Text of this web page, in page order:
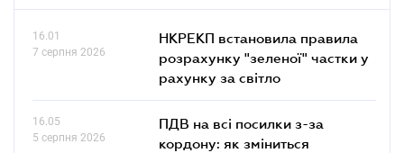
16.01
7 серпня 2026
НКРЕКП встановила правила
розрахунку "зеленої" частки у
рахунку за світло
16.05
5 серпня 2026
ПДВ на всі посилки з-за
кордону: як зміниться